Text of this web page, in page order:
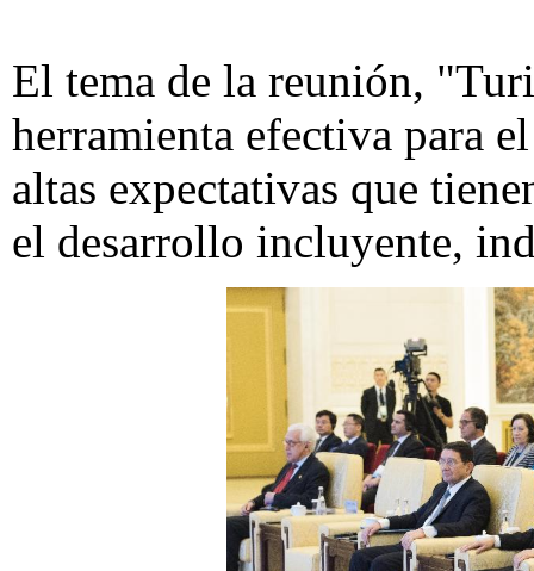
El tema de la reunión,
herramienta efectiva para
altas expectativas que
el desarrollo incluyente,